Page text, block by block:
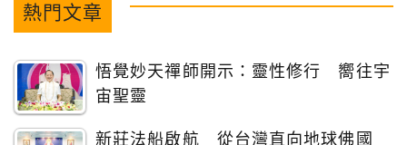
熱門文章
悟覺妙天禪師開示：靈性修行 嚮往宇
宙聖靈
新莊法船啟航 從台灣直向地球佛國